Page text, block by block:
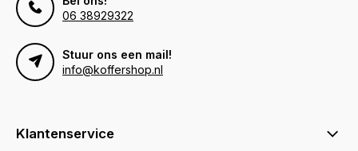
06 38929322
Stuur ons een mail!
info@koffershop.nl
Klantenservice